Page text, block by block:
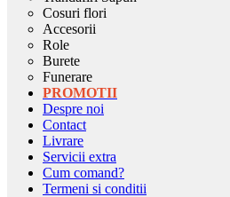
Cosuri flori
Accesorii
Role
Burete
Funerare
PROMOTII
Despre noi
Contact
Livrare
Servicii extra
Cum comand?
Termeni si conditii